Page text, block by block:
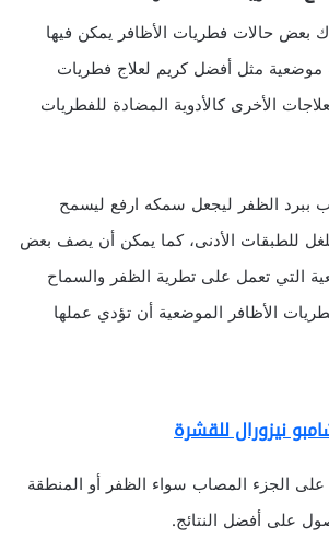
بعض حالات فطريات الأظافر يمكن فيها
مثل أفضل كريم لعلاج فطريات
الأخرى كالأدوية المضادة للفطريات
ببرد الظفر ليجعل سمكه ارفع ليسمح
للطبقات الأدنى، كما يمكن أن يصف بعض
التي تعمل على تطرية الظفر والسماح
الأظافر الموضعية أن تؤدي عملها
نيزورال للقشرة
الجزء المصاب سواء الظفر أو المنطقة
على أفضل النتائج.